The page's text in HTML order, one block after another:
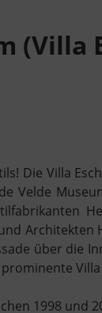
(Villa
Die Villa
Velde
Architekten
über die
1998 und